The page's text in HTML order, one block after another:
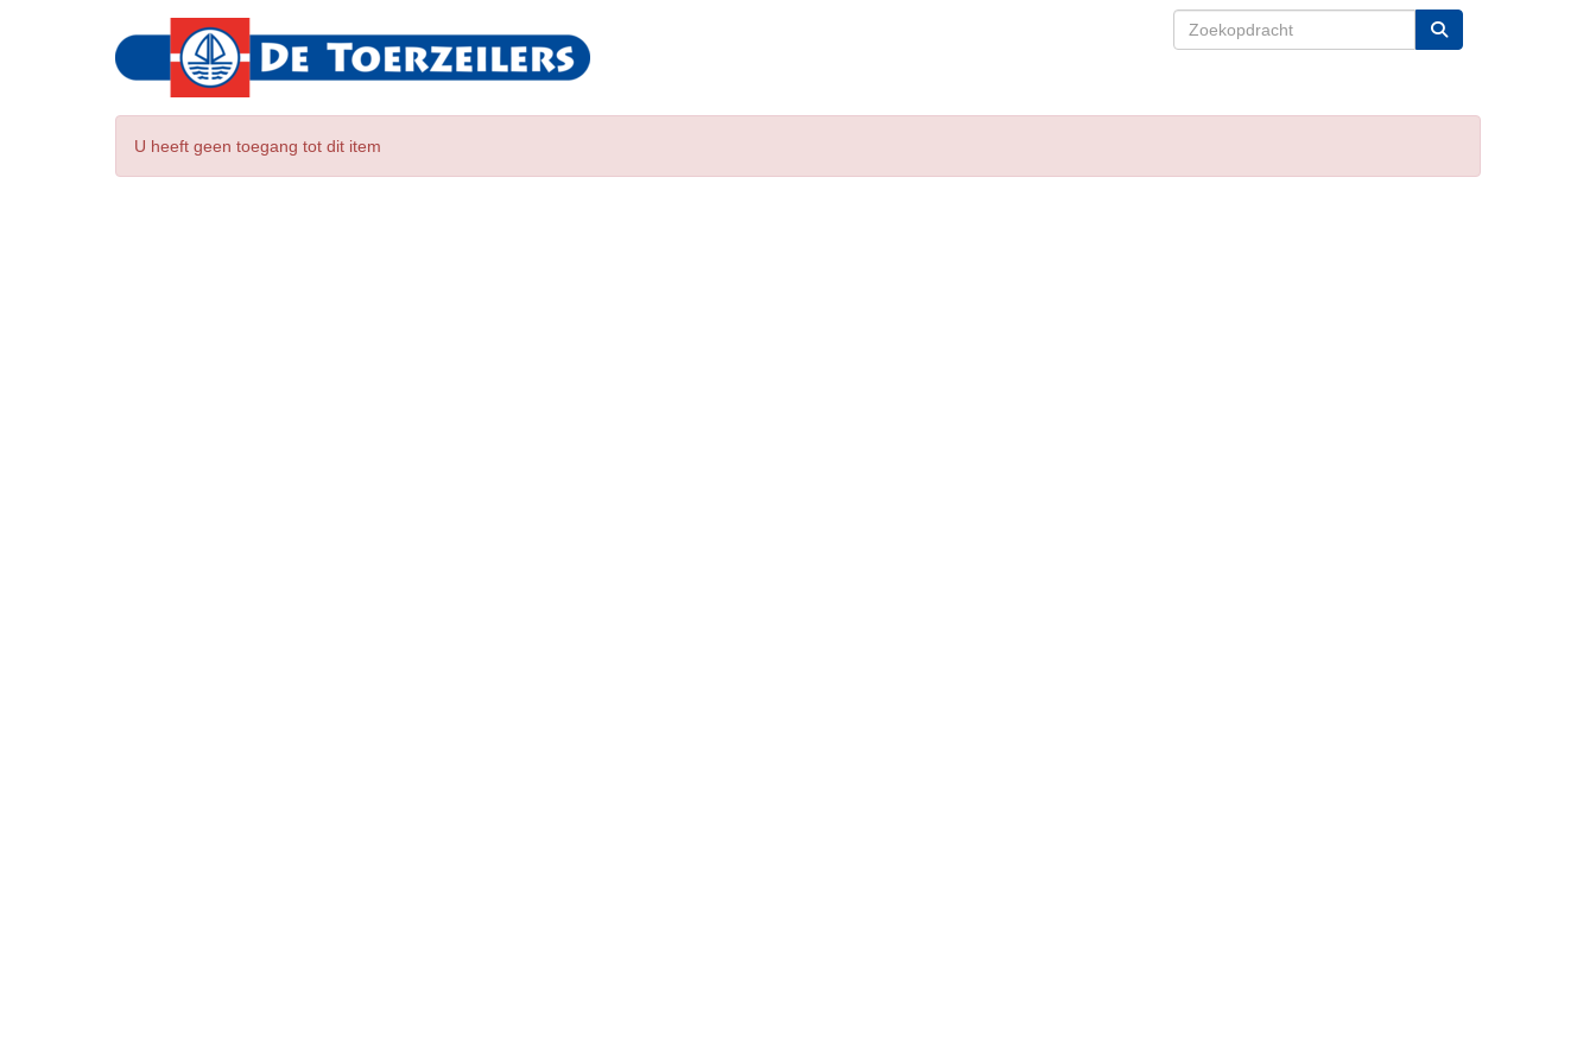
U heeft geen toegang tot dit item